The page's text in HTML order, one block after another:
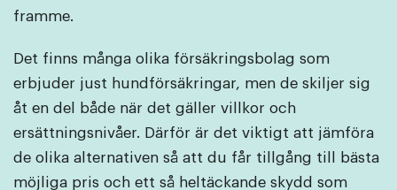
framme.
Det finns många olika försäkringsbolag som
erbjuder just hundförsäkringar, men de skiljer sig
åt en del både när det gäller villkor och
ersättningsnivåer. Därför är det viktigt att jämföra
de olika alternativen så att du får tillgång till bästa
möjliga pris och ett så heltäckande skydd som